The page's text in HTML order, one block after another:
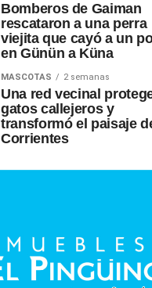
Bomberos de Gaiman
rescataron a una perra
viejita que cayó a un
en Günün a Küna
MASCOTAS 2 semanas
Una red vecinal
gatos callejeros y
transformó el paisaje
Corrientes